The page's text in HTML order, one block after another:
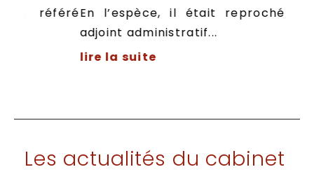
En l’espèce, il était reproché à M. B,
adjoint administratif...
lire la suite
Les actualités du cabinet